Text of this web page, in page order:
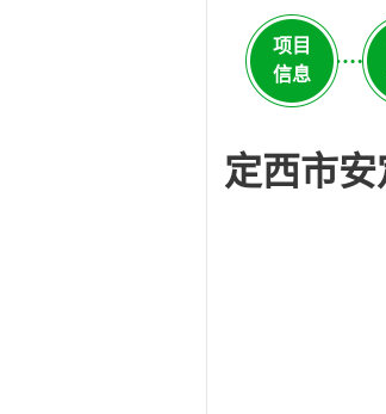
项目
信息
定西市